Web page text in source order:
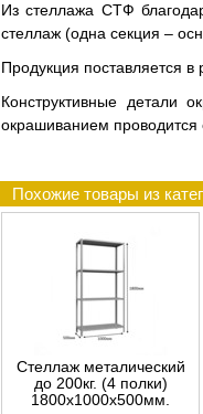
Из стеллажа СТФ
стеллаж (одна секция –
Продукция поставляется в
Конструктивные детали
окрашиванием проводится
Похожие товары из
Стеллаж металический
до 200кг. (4 полки)
1800х1000х500мм.